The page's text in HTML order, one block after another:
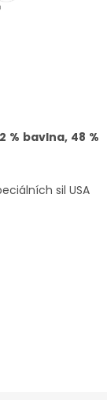
% bavlna, 48 %
sil USA